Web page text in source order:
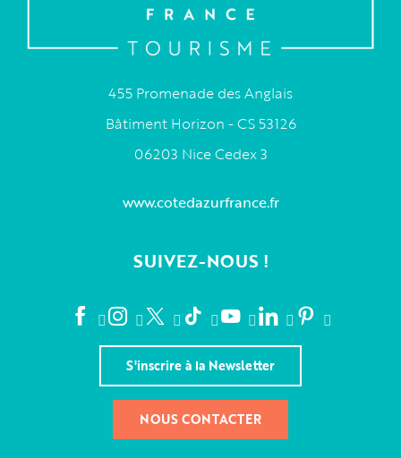
455 Promenade des Anglais
Bâtiment Horizon - CS 53126
06203 Nice Cedex 3
www.cotedazurfrance.fr
SUIVEZ-NOUS !
S'inscrire à la Newsletter
NOUS CONTACTER